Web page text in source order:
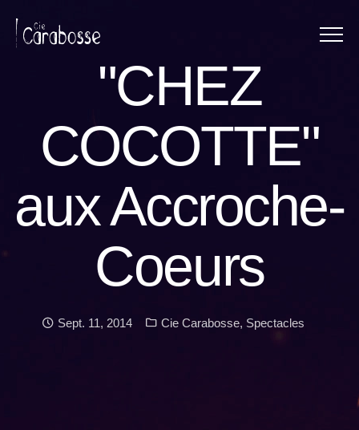
"CHEZ
COCOTTE"
aux Accroche-
Coeurs
Date:
Sept. 11, 2014 Categories:
Cie Carabosse, Spectacles